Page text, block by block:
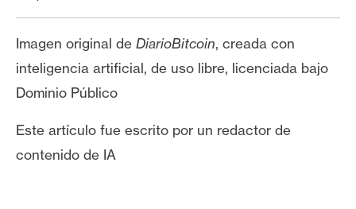
Imagen original de DiarioBitcoin, creada con
inteligencia artificial, de uso libre, licenciada bajo
Dominio Público
Este artículo fue escrito por un redactor de
contenido de IA